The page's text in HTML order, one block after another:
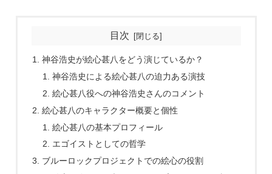
目次
神谷浩史が絵心甚八をどう演じているか？
神谷浩史による絵心甚八の迫力ある演技
絵心甚八役への神谷浩史さんのコメント
絵心甚八のキャラクター概要と個性
絵心甚八の基本プロフィール
エゴイストとしての哲学
ブルーロックプロジェクトでの絵心の役割